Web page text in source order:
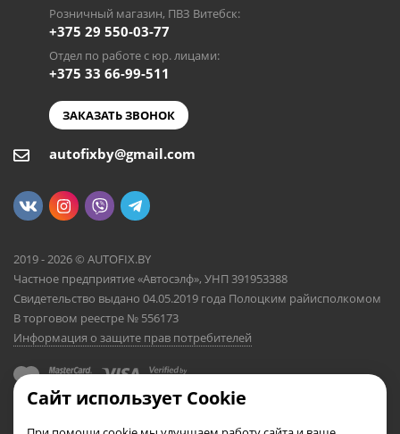
Розничный магазин, ПВЗ Витебск:
+375 29 550-03-77
Отдел по работе с юр. лицами:
+375 33 66-99-511
ЗАКАЗАТЬ ЗВОНОК
autofixby@gmail.com
2019 - 2026 © AUTOFIX.BY
Частное предприятие «Автосэлф», УНП 391953388
Свидетельство выдано 04.05.2019 года Полоцким райисполкомом
В торговом реестре № 556173
Информация о защите прав потребителей
Сайт использует Cookie